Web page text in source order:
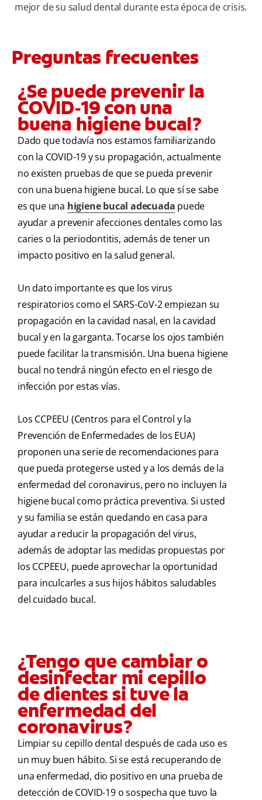
mejor de su salud dental durante esta época de crisis.
Preguntas frecuentes
¿Se puede prevenir la
COVID-19 con una
buena higiene bucal?
Dado que todavía nos estamos familiarizando
con la COVID-19 y su propagación, actualmente
no existen pruebas de que se pueda prevenir
con una buena higiene bucal. Lo que sí se sabe
es que una higiene bucal adecuada puede
ayudar a prevenir afecciones dentales como las
caries o la periodontitis, además de tener un
impacto positivo en la salud general.
Un dato importante es que los virus
respiratorios como el SARS-CoV-2 empiezan su
propagación en la cavidad nasal, en la cavidad
bucal y en la garganta. Tocarse los ojos también
puede facilitar la transmisión. Una buena higiene
bucal no tendrá ningún efecto en el riesgo de
infección por estas vías.
Los CCPEEU (Centros para el Control y la
Prevención de Enfermedades de los EUA)
proponen una serie de recomendaciones para
que pueda protegerse usted y a los demás de la
enfermedad del coronavirus, pero no incluyen la
higiene bucal como práctica preventiva. Si usted
y su familia se están quedando en casa para
ayudar a reducir la propagación del virus,
además de adoptar las medidas propuestas por
los CCPEEU, puede aprovechar la oportunidad
para inculcarles a sus hijos hábitos saludables
del cuidado bucal.
¿Tengo que cambiar o
desinfectar mi cepillo
de dientes si tuve la
enfermedad del
coronavirus?
Limpiar su cepillo dental después de cada uso es
un muy buen hábito. Si se está recuperando de
una enfermedad, dio positivo en una prueba de
detección de COVID-19 o sospecha que tuvo la